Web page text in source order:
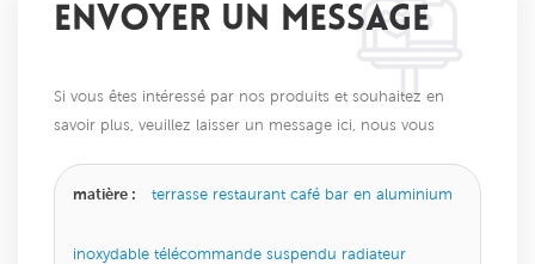
ENVOYER UN MESSAGE
Si vous êtes intéressé par nos produits et souhaitez en
savoir plus, veuillez laisser un message ici, nous vous
matière : terrasse restaurant café bar en aluminium
inoxydable télécommande suspendu radiateur